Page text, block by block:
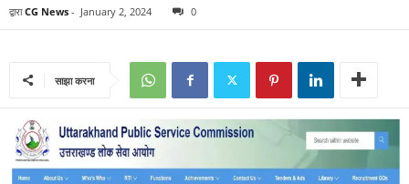
द्वारा CG News - January 2, 2024 0
साझा करना